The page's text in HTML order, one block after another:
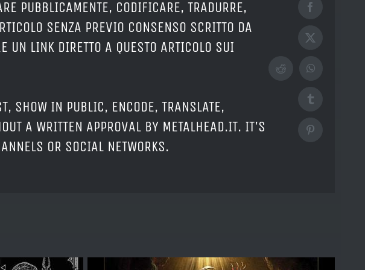
PUBBLICAMENTE, CODIFICARE, TRADURRE,
SENZA PREVIO CONSENSO SCRITTO DA
UN LINK DIRETTO A QUESTO ARTICOLO SUI
SHOW IN PUBLIC, ENCODE, TRANSLATE,
A WRITTEN APPROVAL BY METALHEAD.IT. IT'S
OR SOCIAL NETWORKS.
Facebook
X
RedditWhatsApp
Tumblr
Pinterest